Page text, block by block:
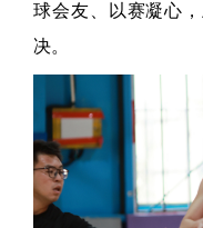
球会友、以赛凝心
决。